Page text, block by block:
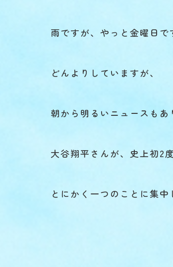
雨ですが、やっと金曜日で
どんよりしていますが、
朝から明るいニュースもあ
大谷翔平さんが、史上初2
とにかく一つのことに集